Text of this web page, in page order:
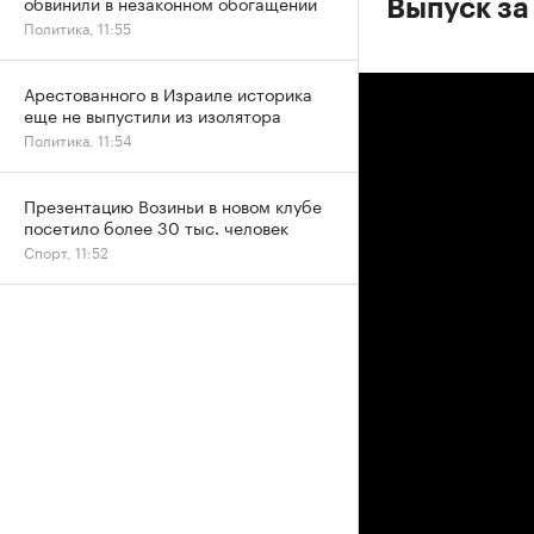
Выпуск
Политика, 11:55
Арестованного в Израиле историка
еще не выпустили из изолятора
Политика, 11:54
Презентацию Возиньи в новом клубе
посетило более 30 тыс. человек
Спорт, 11:52